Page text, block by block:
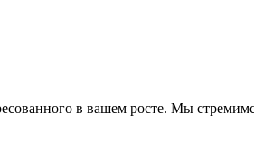
в вашем росте. Мы